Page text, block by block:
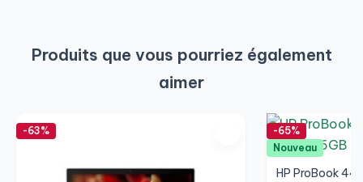
Produits que vous pourriez également
aimer
-63%
-65%
Nouveau
HP ProBook